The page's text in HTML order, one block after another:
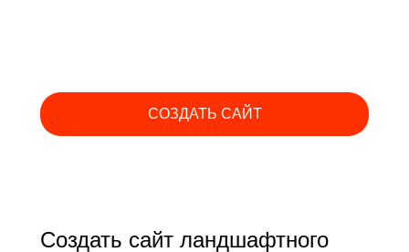
СОЗДАТЬ САЙТ
Создать сайт ландшафтного